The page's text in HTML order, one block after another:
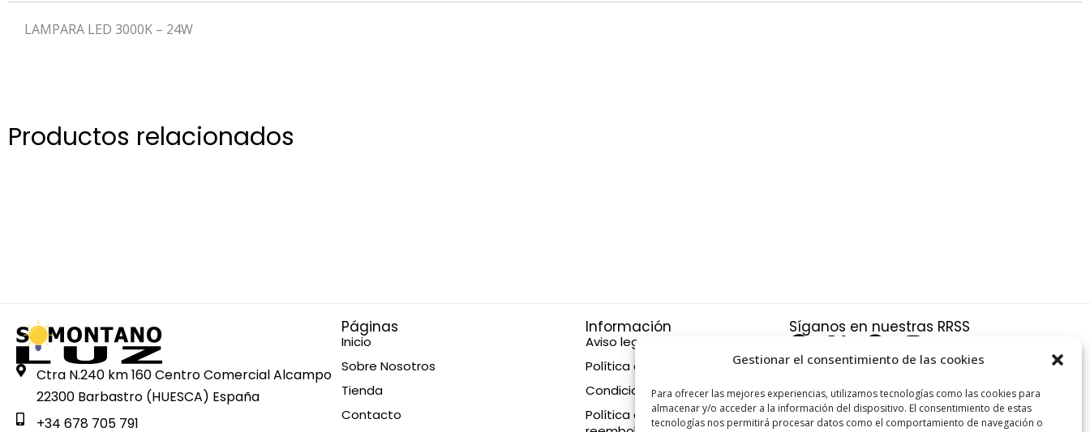
Gestionar el consentimiento de las cookies
Para ofrecer las mejores experiencias, utilizamos tecnologías como las cookies para
almacenar y/o acceder a la información del dispositivo. El consentimiento de estas
tecnologías nos permitirá procesar datos como el comportamiento de navegación o
LAMPARA LED 3000K – 24W
Productos relacionados
Ctra N.240 km 160 Centro Comercial Alcampo
22300 Barbastro (HUESCA) España
+34 678 705 791
Páginas
Inicio
Sobre Nosotros
Tienda
Contacto
Información
Aviso legal
Política de privacidad
Condiciones de compra
Política de devoluciones y
Síganos en nuestras RRSS
F
a
e
b
X
-
t
w
i
P
i
n
t
e
I
n
s
t
a